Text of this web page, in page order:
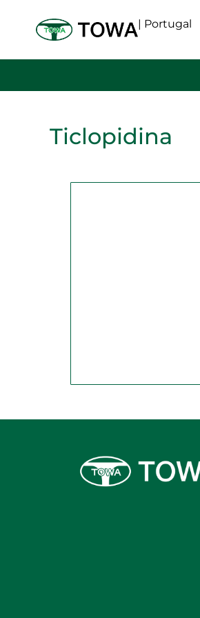
| Portugal
Ticlopidina